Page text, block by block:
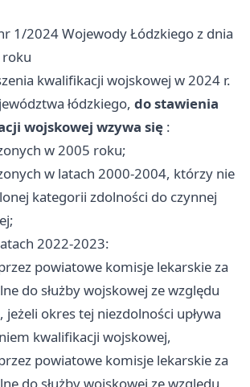
1/2024 Wojewody Łódzkiego z dnia
kwalifikacji wojskowej w 2024 r.
łódzkiego, do stawienia
wojskowej wzywa się :
w 2005 roku;
w latach 2000-2004, którzy nie
kategorii zdolności do czynnej
2022-2023:
powiatowe komisje lekarskie za
do służby wojskowej ze względu
jeżeli okres tej niezdolności upływa
kwalifikacji wojskowej,
powiatowe komisje lekarskie za